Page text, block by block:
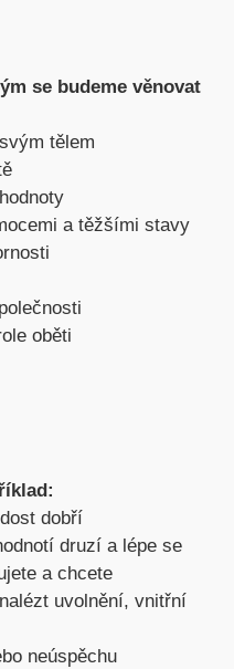
se budeme věnovat
tělem
a těžšími stavy
oběti
dobří
druzí a lépe se
a chcete
uvolnění, vnitřní
neúspěchu